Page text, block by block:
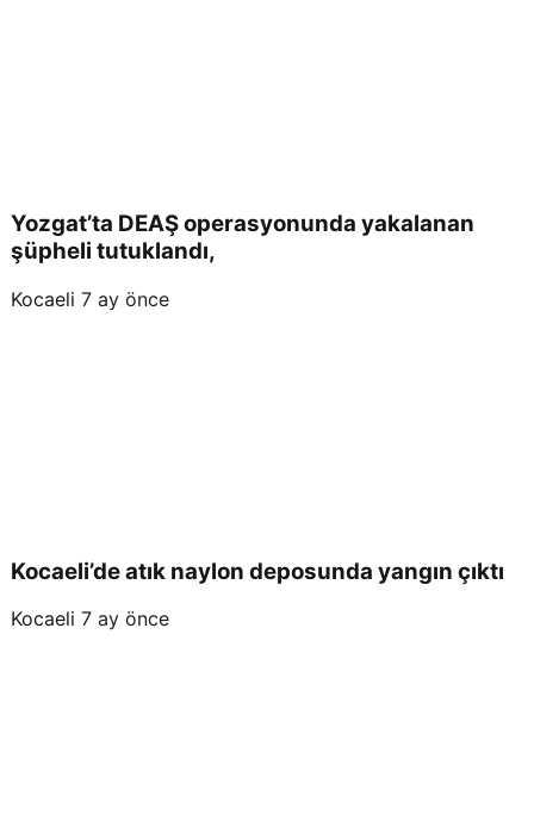
Yozgat’ta DEAŞ operasyonunda yakalanan
şüpheli tutuklandı,
Kocaeli 7 ay önce
Kocaeli’de atık naylon deposunda yangın çıktı
Kocaeli 7 ay önce